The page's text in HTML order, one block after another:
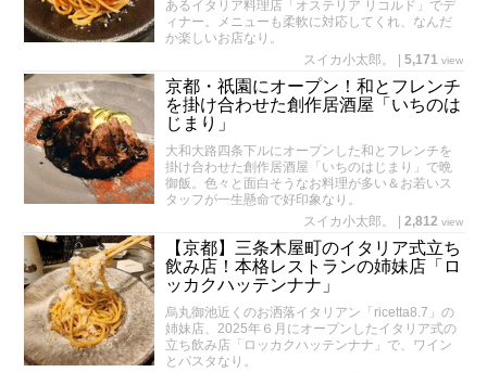
あるイタリア料理店「オステリア リコルド」でデ
ィナー。メニューも柔軟に対応してくれ、なんだ
か楽しいお店なり。
スイカ小太郎。
5,171 view
京都・祇園にオープン！和とフレンチ
を掛け合わせた創作居酒屋「いちのは
じまり」
大和大路四条下ルにオープンした和とフレンチを
掛け合わせた創作居酒屋「いちのはじまり」で晩
御飯。色々と面白そうなお料理が多い＆お若いス
タッフが一生懸命で好印象なり。
スイカ小太郎。
2,812 view
【京都】三条木屋町のイタリア式立ち
飲み店！本格レストランの姉妹店「ロ
ッカクハッテンナナ」
烏丸御池近くのお洒落イタリアン「ricetta8.7」の
姉妹店、2025年６月にオープンしたイタリア式の
立ち飲み店「ロッカクハッテンナナ」で、ワイン
とパスタなり。